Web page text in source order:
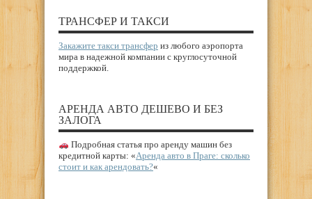
ТРАНСФЕР И ТАКСИ
Закажите такси трансфер из любого аэропорта
мира в надежной компании с круглосуточной
поддержкой.
АРЕНДА АВТО ДЕШЕВО И БЕЗ
ЗАЛОГА
Подробная статья про аренду машин без
кредитной карты: «Аренда авто в Праге: сколько
стоит и как арендовать?«